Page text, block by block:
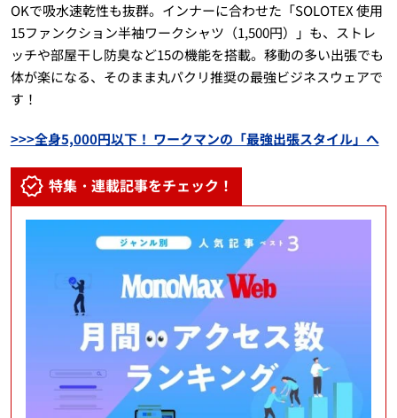
OKで吸水速乾性も抜群。インナーに合わせた「SOLOTEX 使用
15ファンクション半袖ワークシャツ（1,500円）」も、ストレ
ッチや部屋干し防臭など15の機能を搭載。移動の多い出張でも
体が楽になる、そのまま丸パクリ推奨の最強ビジネスウェアで
す！
>>>全身5,000円以下！ ワークマンの「最強出張スタイル」へ
特集・連載記事をチェック！